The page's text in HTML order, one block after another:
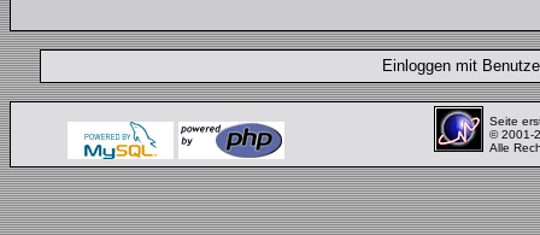
Einloggen mit
Seite
© 2001-
Alle